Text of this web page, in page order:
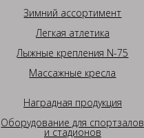
Зимний ассортимент
Легкая атлетика
Лыжные крепления N-75
Массажные кресла
Наградная продукция
Оборудование для спортзалов
и стадионов